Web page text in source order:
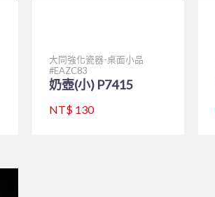
大同強化瓷器-桌面小品
EAZC83
奶壺(小) P7415
NT$ 130